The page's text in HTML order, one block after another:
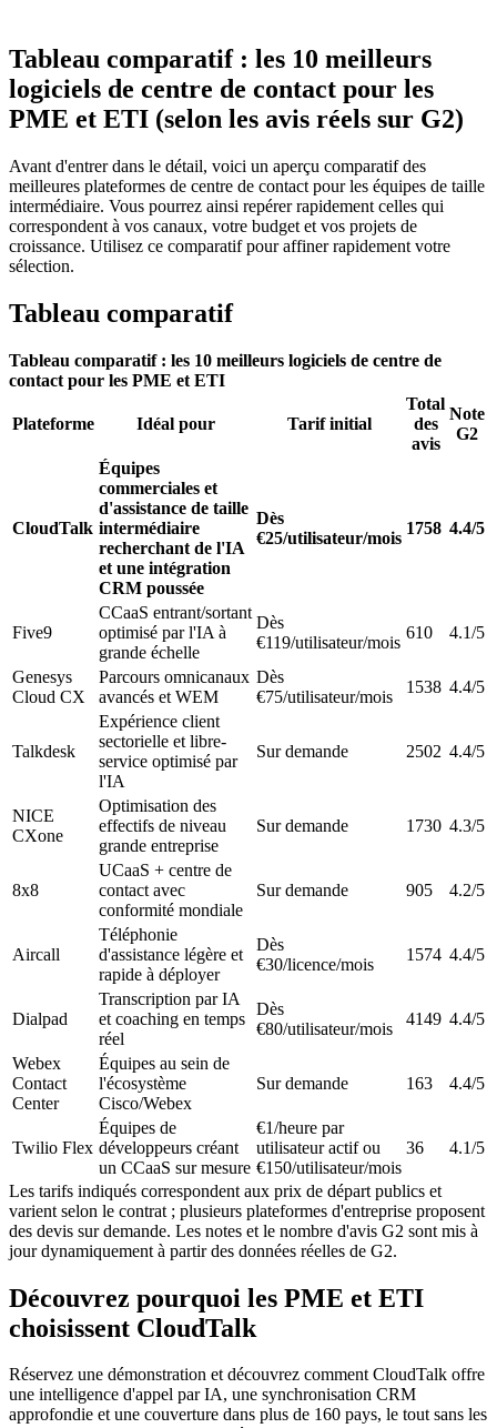
Tableau comparatif : les 10 meilleurs
logiciels de centre de contact pour les
PME et ETI (selon les avis réels sur G2)
Avant d'entrer dans le détail, voici un aperçu comparatif des
meilleures plateformes de centre de contact pour les équipes de taille
intermédiaire. Vous pourrez ainsi repérer rapidement celles qui
correspondent à vos canaux, votre budget et vos projets de
croissance. Utilisez ce comparatif pour affiner rapidement votre
sélection.
Tableau comparatif
Tableau comparatif : les 10 meilleurs logiciels de centre de
contact pour les PME et ETI
Plateforme Idéal pour Tarif initial
Total
des
avis
Note
G2
CloudTalk
Équipes
commerciales et
d'assistance de taille
intermédiaire
recherchant de l'IA
et une intégration
CRM poussée
Dès
€25/utilisateur/mois
1758 4.4/5
Five9
CCaaS entrant/sortant
optimisé par l'IA à
grande échelle
Dès
€119/utilisateur/mois
610 4.1/5
Genesys
Cloud CX
Parcours omnicanaux
avancés et WEM
Dès
€75/utilisateur/mois
1538 4.4/5
Talkdesk
Expérience client
sectorielle et libre-
service optimisé par
l'IA
Sur demande 2502 4.4/5
NICE
CXone
Optimisation des
effectifs de niveau
grande entreprise
Sur demande 1730 4.3/5
8x8
UCaaS + centre de
contact avec
conformité mondiale
Sur demande 905 4.2/5
Aircall
Téléphonie
d'assistance légère et
rapide à déployer
Dès
€30/licence/mois
1574 4.4/5
Dialpad
Transcription par IA
et coaching en temps
réel
Dès
€80/utilisateur/mois
4149 4.4/5
Webex
Contact
Center
Équipes au sein de
l'écosystème
Cisco/Webex
Sur demande 163 4.4/5
Twilio Flex
Équipes de
développeurs créant
un CCaaS sur mesure
€1/heure par
utilisateur actif ou
€150/utilisateur/mois
36 4.1/5
Les tarifs indiqués correspondent aux prix de départ publics et
varient selon le contrat ; plusieurs plateformes d'entreprise proposent
des devis sur demande. Les notes et le nombre d'avis G2 sont mis à
jour dynamiquement à partir des données réelles de G2.
Découvrez pourquoi les PME et ETI
choisissent CloudTalk
Réservez une démonstration et découvrez comment CloudTalk offre
une intelligence d'appel par IA, une synchronisation CRM
approfondie et une couverture dans plus de 160 pays, le tout sans les